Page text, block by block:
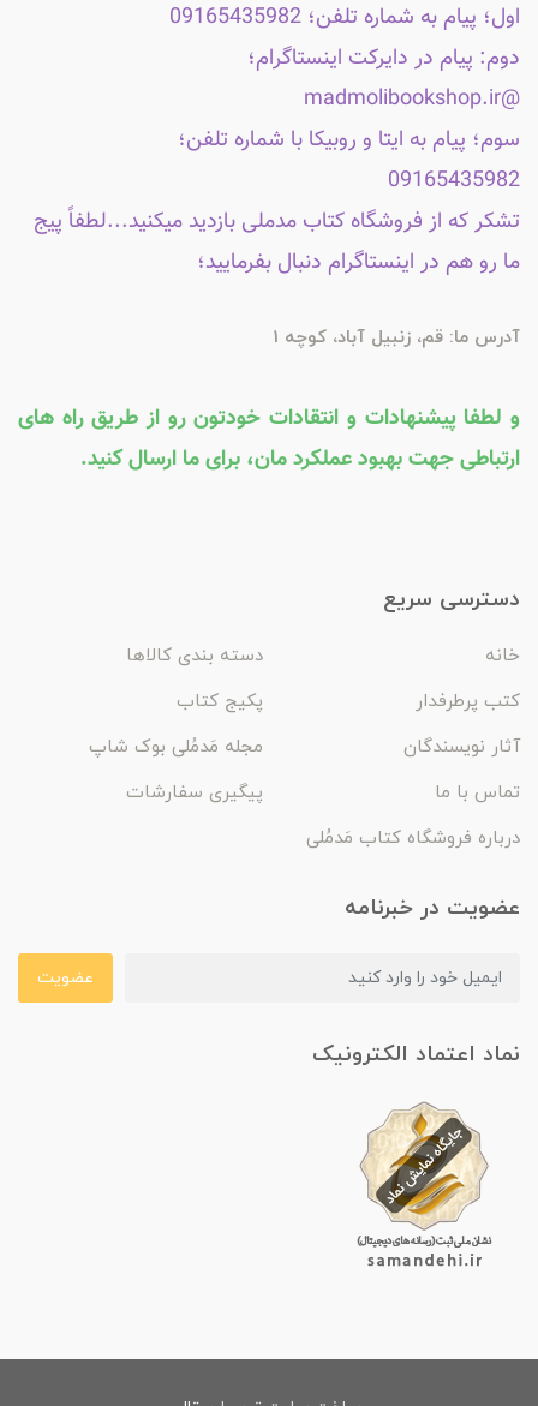
اول؛ پیام به شماره تلفن؛ 09165435982
دوم: پیام در دایرکت اینستاگرام؛
@madmolibookshop.ir
سوم؛ پیام به ایتا و روبیکا با شماره تلفن؛
09165435982
تشکر که از فروشگاه کتاب مدملی بازدید میکنید...لطفاً پیج
ما رو هم در اینستاگرام دنبال بفرمایید؛
آدرس ما: قم، زنبیل آباد، کوچه 1
و لطفا پیشنهادات و انتقادات خودتون رو از طریق راه های
ارتباطی جهت بهبود عملکرد مان، برای ما ارسال کنید.
دسترسی سریع
خانه
دسته بندی کالاها
کتب پرطرفدار
پکیج کتاب
آثار نویسندگان
مجله مَدمُلی بوک شاپ
تماس با ما
پیگیری سفارشات
درباره فروشگاه کتاب مَدمُلی
عضویت در خبرنامه
عضویت
نماد اعتماد الکترونیک